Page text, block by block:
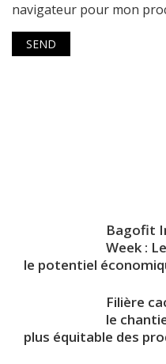
navigateur pour mon
Bagofit
Week :
le potentiel
Filière
le
plus équitable des